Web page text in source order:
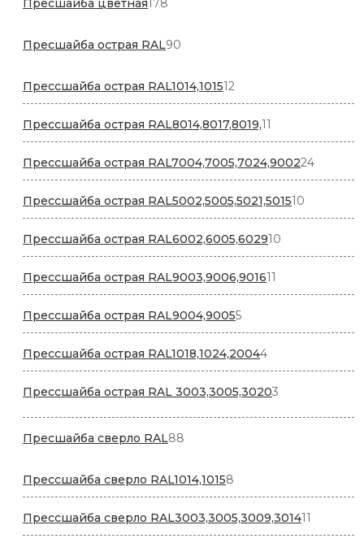
Пресшайба цветная178
Пресшайба острая RAL90
Прессшайба острая RAL1014,101512
товаров
Прессшайба острая RAL8014,8017,8019,11
товаров
Прессшайба острая RAL7004,7005,7024,90022424
товара
Прессшайба острая RAL5002,5005,5021,501510
товаров
Прессшайба острая RAL6002,6005,602910
товаров
Прессшайба острая RAL9003,9006,901611
товаров
Прессшайба острая RAL9004,900555
товаров
Прессшайба острая RAL1018,1024,200444
товара
Прессшайба острая RAL 3003,3005,30203
Пресшайба сверло RAL88
Прессшайба сверло RAL1014,10158
товаров
Прессшайба сверло RAL3003,3005,3009,301411
товаров